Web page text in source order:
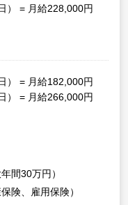
） = 月給228,000円
） = 月給182,000円
） = 月給266,000円
間30万円）
険、雇用保険）